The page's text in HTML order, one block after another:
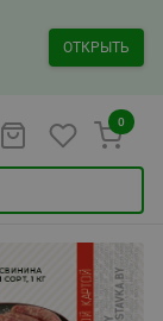
ОТКРЫТЬ
0